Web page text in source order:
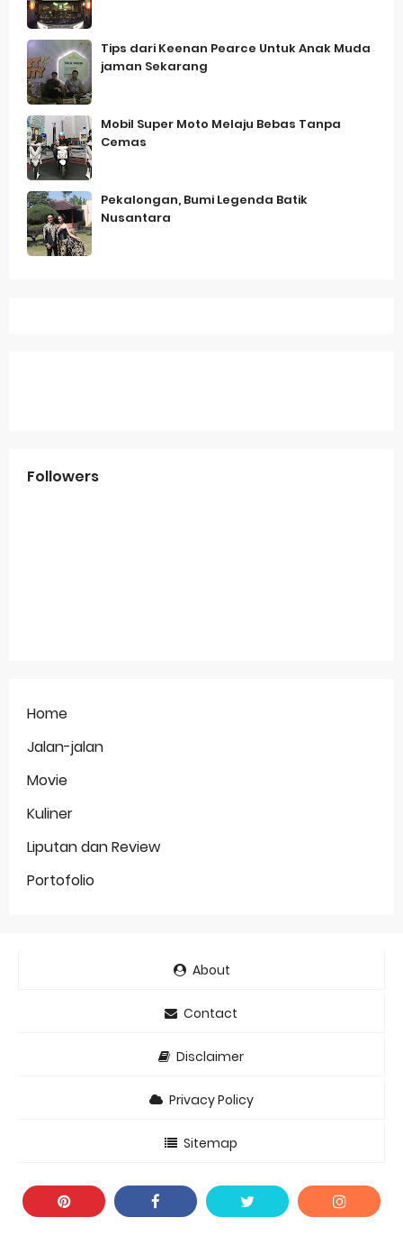
Tips dari Keenan Pearce Untuk Anak Muda
jaman Sekarang
Mobil Super Moto Melaju Bebas Tanpa
Cemas
Pekalongan, Bumi Legenda Batik
Nusantara
Followers
Home
Jalan-jalan
Movie
Kuliner
Liputan dan Review
Portofolio
About
Contact
Disclaimer
Privacy Policy
Sitemap